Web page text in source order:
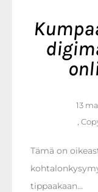
13
Tämä on
tippaakaan…